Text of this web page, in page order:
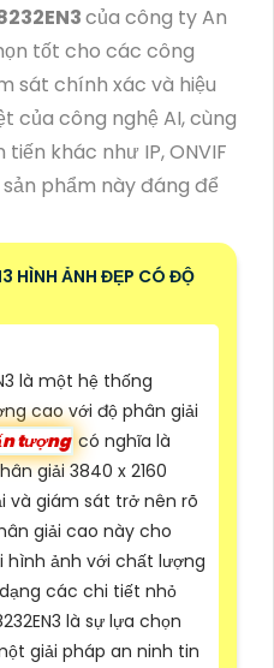
của công ty An
tốt cho các công
sát chính xác và hiệu
của công nghệ AI, cùng
khác như IP, ONVIF
phẩm này đáng để
HÌNH ẢNH ĐẸP CÓ ĐỘ
là một hệ thống
cao với độ phân giải
tượng có nghĩa là
giải 3840 x 2160
và giám sát trở nên rõ
giải cao này cho
hình ảnh với chất lượng
các chi tiết nhỏ
là sự lựa chọn
giải pháp an ninh tin